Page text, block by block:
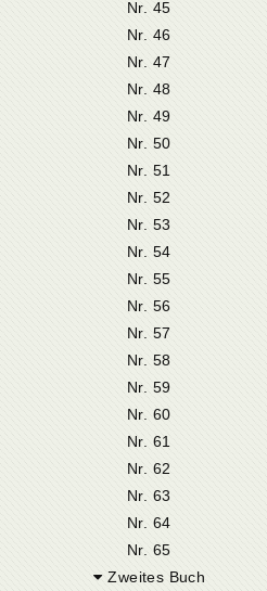
Nr. 45
Nr. 46
Nr. 47
Nr. 48
Nr. 49
Nr. 50
Nr. 51
Nr. 52
Nr. 53
Nr. 54
Nr. 55
Nr. 56
Nr. 57
Nr. 58
Nr. 59
Nr. 60
Nr. 61
Nr. 62
Nr. 63
Nr. 64
Nr. 65
Zweites Buch